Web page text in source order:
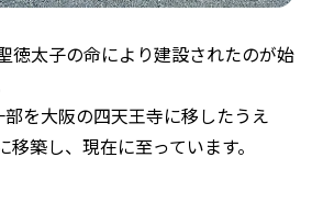
徳太子の命により建設されたのが始
を大阪の四天王寺に移したうえ
築し、現在に至っています。